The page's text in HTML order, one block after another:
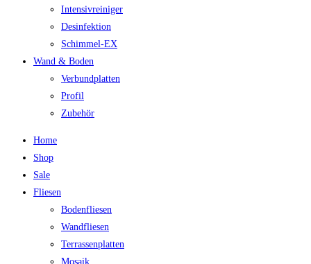
Intensivreiniger
Desinfektion
Schimmel-EX
Wand & Boden
Verbundplatten
Profil
Zubehör
Home
Shop
Sale
Fliesen
Bodenfliesen
Wandfliesen
Terrassenplatten
Mosaik